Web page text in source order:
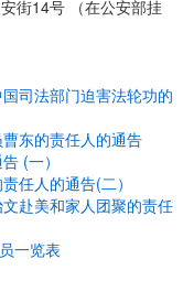
街14号 （在公安部挂
司法部门迫害法轮功的
东的责任人的通告
(一）
任人的通告(二）
赴美和家人团聚的责任
一览表